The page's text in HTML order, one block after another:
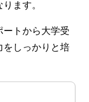
ます。
ートから大学受
をしっかりと培